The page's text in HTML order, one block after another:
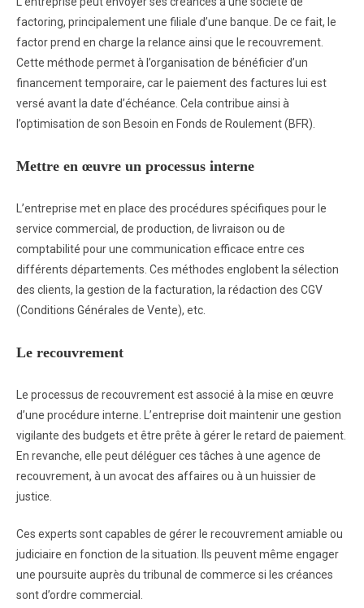
factoring, principalement une filiale d’une banque. De ce fait, le
factor prend en charge la relance ainsi que le recouvrement.
Cette méthode permet à l’organisation de bénéficier d’un
financement temporaire, car le paiement des factures lui est
versé avant la date d’échéance. Cela contribue ainsi à
l’optimisation de son Besoin en Fonds de Roulement (BFR).
Mettre en œuvre un processus interne
L’entreprise met en place des procédures spécifiques pour le
service commercial, de production, de livraison ou de
comptabilité pour une communication efficace entre ces
différents départements. Ces méthodes englobent la sélection
des clients, la gestion de la facturation, la rédaction des CGV
(Conditions Générales de Vente), etc.
Le recouvrement
Le processus de recouvrement est associé à la mise en œuvre
d’une procédure interne. L’entreprise doit maintenir une gestion
vigilante des budgets et être prête à gérer le retard de paiement.
En revanche, elle peut déléguer ces tâches à une agence de
recouvrement, à un avocat des affaires ou à un huissier de
justice.
Ces experts sont capables de gérer le recouvrement amiable ou
judiciaire en fonction de la situation. Ils peuvent même engager
une poursuite auprès du tribunal de commerce si les créances
sont d’ordre commercial.